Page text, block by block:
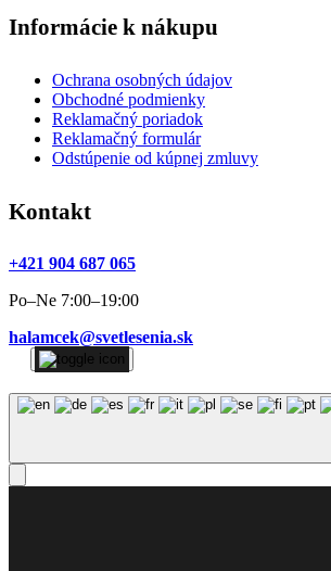
Informácie k nákupu
Ochrana osobných údajov
Obchodné podmienky
Reklamačný poriadok
Reklamačný formulár
Odstúpenie od kúpnej zmluvy
Kontakt
+421 904 687 065
Po–Ne 7:00–19:00
halamcek@svetlesenia.sk